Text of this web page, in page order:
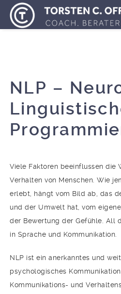
NLP –
Viele Faktoren beeinflussen die
Verhalten von Menschen. Wie
erlebt, hängt vom Bild ab, das
und der Umwelt hat, vom
der Bewertung der Gefühle. All
in Sprache und Kommunikation.
NLP ist ein anerkanntes und
psychologisches
Kommunikations- und